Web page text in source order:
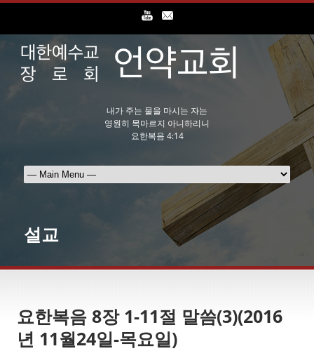
내가 주는 물을 마시는 자는
영원히 목마르지 아니하리니
요한복음 4:14
설교
요한복음 8장 1-11절 말씀(3)(2016
년 11월24일-목요일)